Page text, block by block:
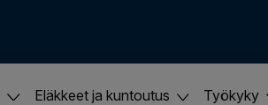
Eläkkeet ja kuntoutus Työkyky